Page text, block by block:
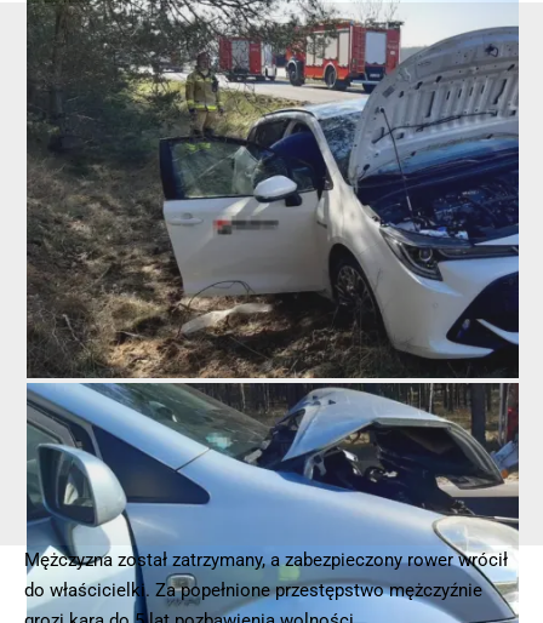
Mężczyzna został zatrzymany, a zabezpieczony rower wrócił
do właścicielki. Za popełnione przestępstwo mężczyźnie